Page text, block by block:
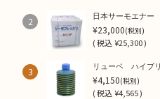
2 日本サーモエナー
¥23,000(税別)
(税込¥25,300 )
3 リューベ ハイブ
¥4,150(税別)
(税込¥4,565 )